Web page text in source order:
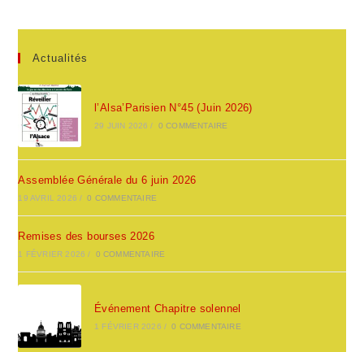
Actualités
l’Alsa’Parisien N°45 (Juin 2026)
29 JUIN 2026 / 0 COMMENTAIRE
Assemblée Générale du 6 juin 2026
19 AVRIL 2026 / 0 COMMENTAIRE
Remises des bourses 2026
1 FÉVRIER 2026 / 0 COMMENTAIRE
Événement Chapitre solennel
1 FÉVRIER 2026 / 0 COMMENTAIRE